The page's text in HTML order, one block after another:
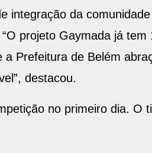
integração da
projeto Gaymada já
a Prefeitura de Belém
destacou.
no primeiro dia. O